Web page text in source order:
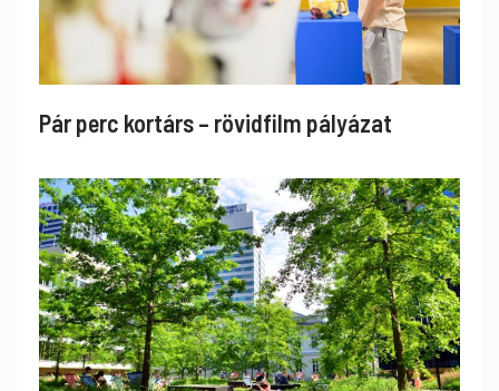
Pár perc kortárs – rövidfilm pályázat